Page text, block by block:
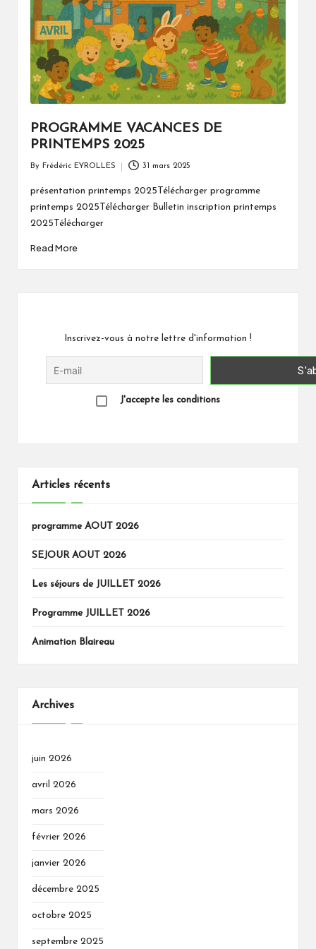
PROGRAMME VACANCES DE
PRINTEMPS 2025
By Frédéric EYROLLES 31 mars 2025
présentation printemps 2025Télécharger programme
printemps 2025Télécharger Bulletin inscription printemps
2025Télécharger
Read More
Inscrivez-vous à notre lettre d'information !
J'accepte les conditions
Articles récents
programme AOUT 2026
SEJOUR AOUT 2026
Les séjours de JUILLET 2026
Programme JUILLET 2026
Animation Blaireau
Archives
juin 2026
avril 2026
mars 2026
février 2026
janvier 2026
décembre 2025
octobre 2025
septembre 2025